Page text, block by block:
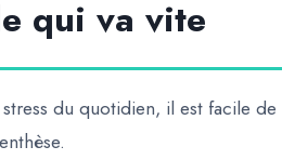
qui va vite
du quotidien, il est facile de